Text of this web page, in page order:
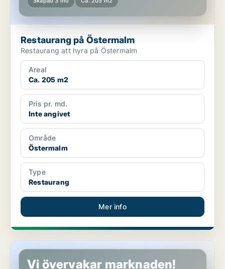
Restaurang på Östermalm
Restaurang att hyra på Östermalm
Areal
Ca. 205 m2
Pris pr. md.
Inte angivet
Område
Östermalm
Type
Restaurang
Mer info
Restaurang på Östermalm
Vi övervakar marknaden!